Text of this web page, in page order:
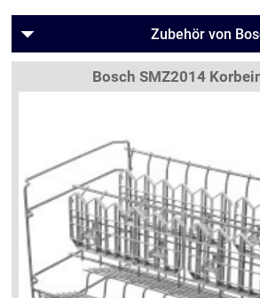
Zubehör von
Bosch SMZ2014